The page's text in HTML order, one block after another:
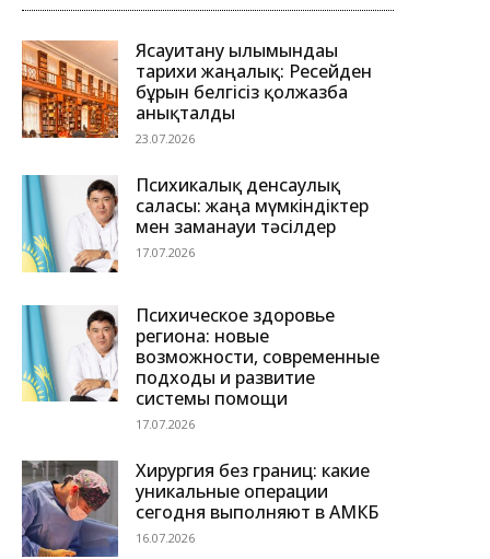
Ясауитану ғылымындағы
тарихи жаңалық: Ресейден
бұрын белгісіз қолжазба
анықталды
23.07.2026
Психикалық денсаулық
саласы: жаңа мүмкіндіктер
мен заманауи тәсілдер
17.07.2026
Психическое здоровье
региона: новые
возможности, современные
подходы и развитие
системы помощи
17.07.2026
Хирургия без границ: какие
уникальные операции
сегодня выполняют в АМКБ
16.07.2026